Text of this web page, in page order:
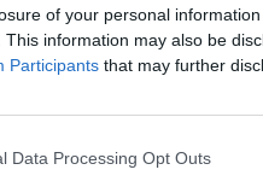
of your personal
This information may also be
Participants that may further
Data Processing Opt Outs